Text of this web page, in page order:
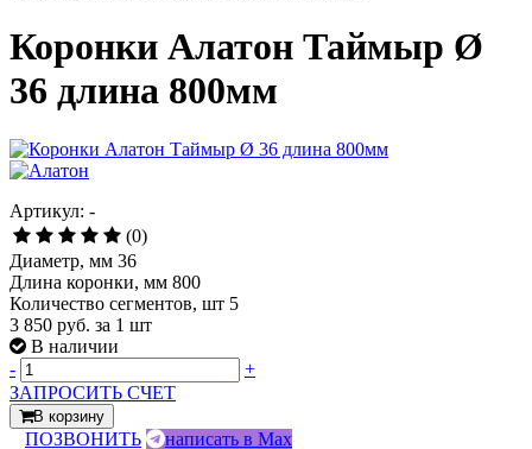
Коронки Алатон Таймыр Ø
36 длина 800мм
Артикул: -
(0)
Диаметр, мм 36
Длина коронки, мм 800
Количество сегментов, шт 5
3 850 руб. за 1 шт
В наличии
-
+
ЗАПРОСИТЬ СЧЕТ
В корзину
ПОЗВОНИТЬ написать в Max